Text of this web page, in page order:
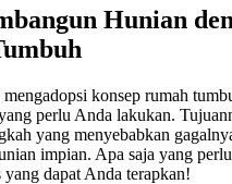
Hunian
konsep rumah
perlu Anda lakukan.
yang menyebabkan
impian. Apa saja yang
dapat Anda terapkan!